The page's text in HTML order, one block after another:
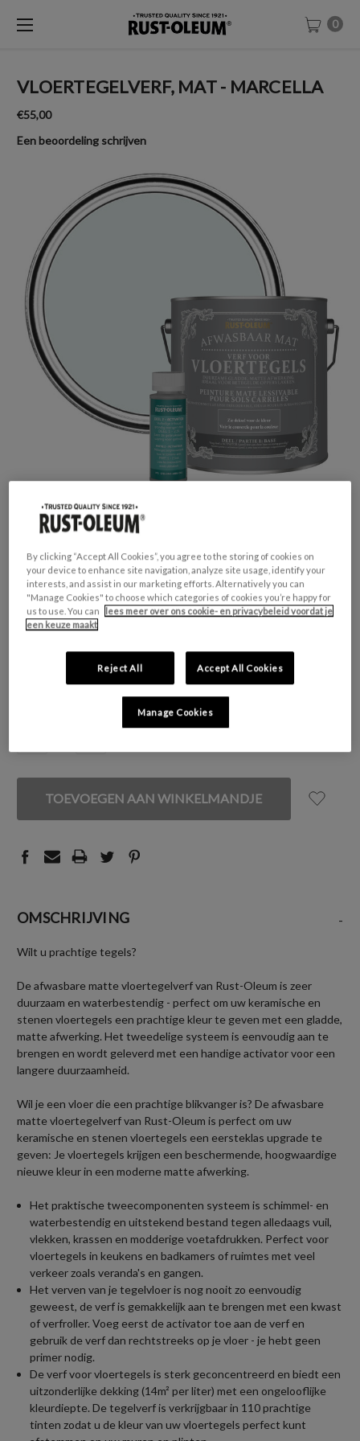
0
VLOERTEGELVERF, MAT - MARCELLA
€55,00
Een beoordeling schrijven
GESCHIKT VOOR: Vloertegels
KLEURGROEP: Blauw
KLEURCOLLECTIE:
Mat
VAN
UNDEFINED
VAN
UNDEFINED
OMSCHRIJVING -
Wilt u prachtige tegels?
De afwasbare matte vloertegelverf van Rust-Oleum is zeer
duurzaam en waterbestendig - perfect om uw keramische en
stenen vloertegels een prachtige kleur te geven met een gladde,
matte afwerking. Het tweedelige systeem is eenvoudig aan te
brengen en wordt geleverd met een handige activator voor een
langere duurzaamheid.
Wil je een vloer die een prachtige blikvanger is? De afwasbare
matte vloertegelverf van Rust-Oleum is perfect om uw
keramische en stenen vloertegels een eersteklas upgrade te
geven: Je vloertegels krijgen een beschermende, hoogwaardige
nieuwe kleur in een moderne matte afwerking.
Het praktische tweecomponenten systeem is schimmel- en
waterbestendig en uitstekend bestand tegen alledaags vuil,
vlekken, krassen en modderige voetafdrukken. Perfect voor
vloertegels in keukens en badkamers of ruimtes met veel
verkeer zoals veranda's en gangen.
Het verven van je tegelvloer is nog nooit zo eenvoudig
geweest, de verf is gemakkelijk aan te brengen met een kwast
of verfroller. Voeg eerst de activator toe aan de verf en
gebruik de verf dan rechtstreeks op je vloer - je hebt geen
primer nodig.
De verf voor vloertegels is sterk geconcentreerd en biedt een
uitzonderlijke dekking (14m² per liter) met een ongelooflijke
kleurdiepte. De tegelverf is verkrijgbaar in 110 prachtige
tinten zodat u de kleur van uw vloertegels perfect kunt
By clicking “Accept All Cookies”, you agree to the storing of cookies on
your device to enhance site navigation, analyze site usage, identify your
interests, and assist in our marketing efforts. Alternatively you can
"Manage Cookies" to choose which categories of cookies you’re happy for
us to use. You can
lees meer over ons cookie- en privacybeleid voordat je
een keuze maakt
Reject All Accept All Cookies
Manage Cookies